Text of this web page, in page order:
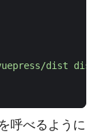
dist
呼べるように